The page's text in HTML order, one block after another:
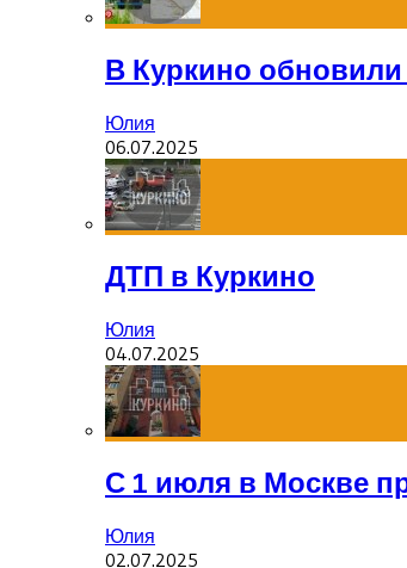
В Куркино
Юлия
06.07.2025
ДТП в Куркино
Юлия
04.07.2025
С 1 июля в Москве
Юлия
02.07.2025